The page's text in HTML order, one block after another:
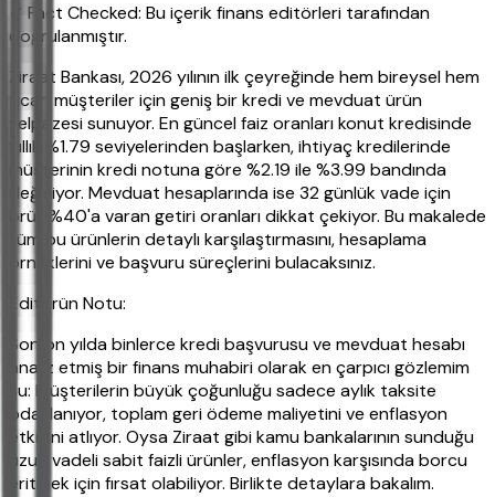
✔ Fact Checked: Bu içerik finans editörleri tarafından
doğrulanmıştır.
Ziraat Bankası, 2026 yılının ilk çeyreğinde hem bireysel hem
ticari müşteriler için geniş bir kredi ve mevduat ürün
yelpazesi sunuyor. En güncel faiz oranları konut kredisinde
yıllık %1.79 seviyelerinden başlarken, ihtiyaç kredilerinde
müşterinin kredi notuna göre %2.19 ile %3.99 bandında
değişiyor. Mevduat hesaplarında ise 32 günlük vade için
brüt %40'a varan getiri oranları dikkat çekiyor. Bu makalede
tüm bu ürünlerin detaylı karşılaştırmasını, hesaplama
örneklerini ve başvuru süreçlerini bulacaksınız.
Editörün Notu:
Son on yılda binlerce kredi başvurusu ve mevduat hesabı
analiz etmiş bir finans muhabiri olarak en çarpıcı gözlemim
şu: Müşterilerin büyük çoğunluğu sadece aylık taksite
odaklanıyor, toplam geri ödeme maliyetini ve enflasyon
etkisini atlıyor. Oysa Ziraat gibi kamu bankalarının sunduğu
uzun vadeli sabit faizli ürünler, enflasyon karşısında borcu
eritmek için fırsat olabiliyor. Birlikte detaylara bakalım.